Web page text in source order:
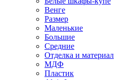
Венге
Размер
Маленькие
Большие
Средние
Отделка и материал
МДФ
Пластик